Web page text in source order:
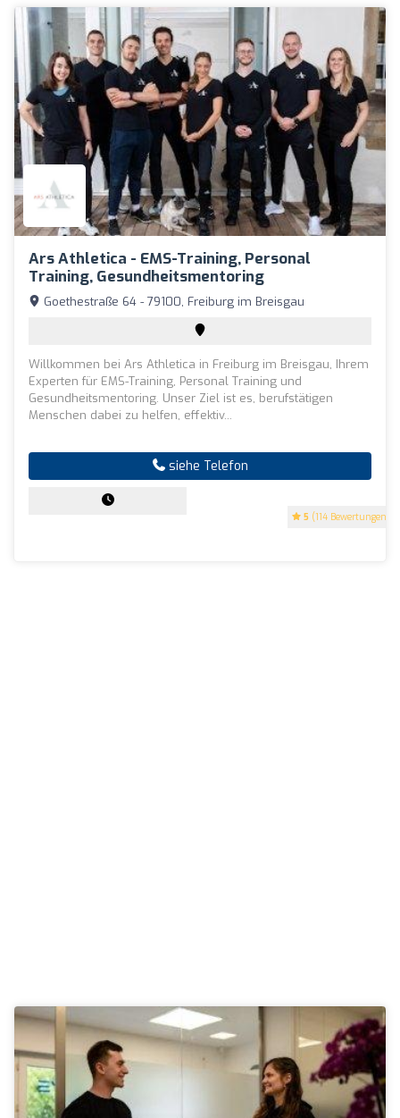
Ars Athletica - EMS-Training, Personal
Training, Gesundheitsmentoring
5 (114 Bewertungen)
Goethestraße 64 - 79100, Freiburg im Breisgau
Willkommen bei Ars Athletica in Freiburg im Breisgau, Ihrem
Experten für EMS-Training, Personal Training und
Gesundheitsmentoring. Unser Ziel ist es, berufstätigen
Menschen dabei zu helfen, effektiv...
siehe Telefon